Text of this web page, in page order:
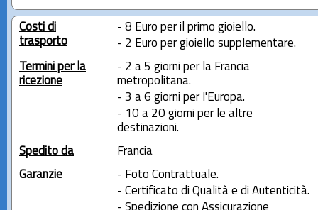
Costi di
trasporto
- 8 Euro per il primo gioiello.
- 2 Euro per gioiello supplementare.
Termini per la
ricezione
- 2 a 5 giorni per la Francia
metropolitana.
- 3 a 6 giorni per l'Europa.
- 10 a 20 giorni per le altre
destinazioni.
Spedito da
Francia
Garanzie
- Foto Contrattuale.
- Certificato di Qualità e di Autenticità.
- Spedizione con Assicurazione